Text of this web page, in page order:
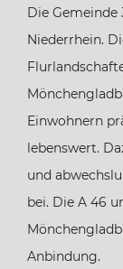
Die
Niederrhein.
Einwohnern
lebenswert.
und
bei. Die A 46
Anbindung.